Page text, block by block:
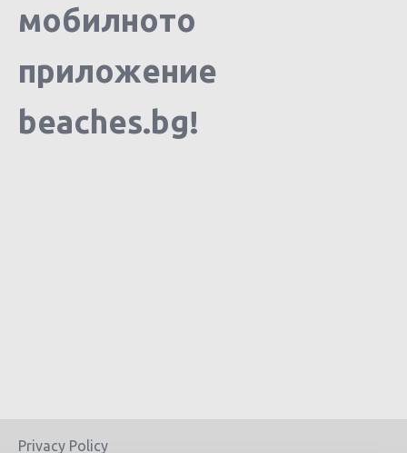
мобилното
приложение
beaches.bg!
Privacy Policy